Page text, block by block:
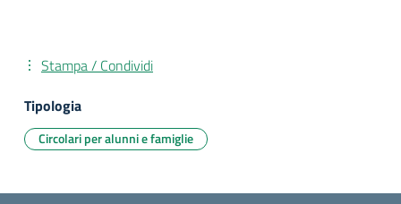
Stampa / Condividi
Tipologia
Circolari per alunni e famiglie